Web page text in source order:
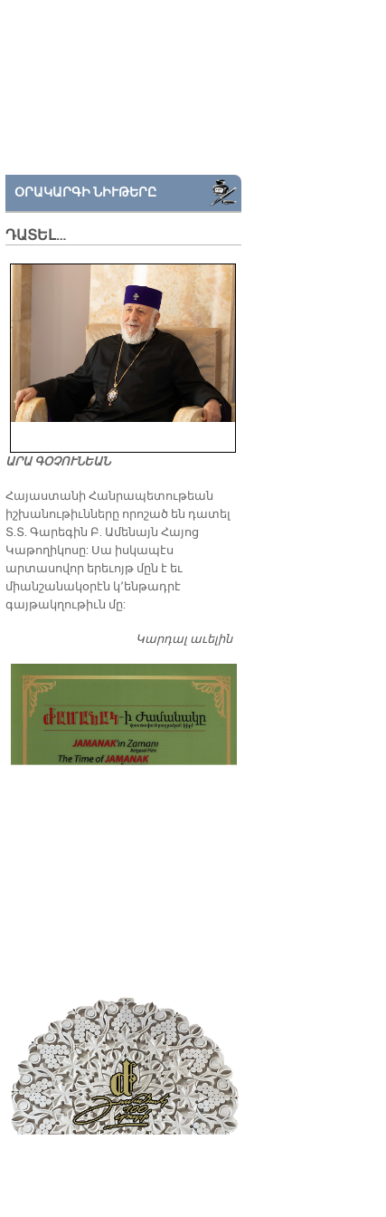
ՕՐԱԿԱՐԳԻ ՆԻՒԹԵՐԸ
ԴԱՏԵԼ…
ԱՐԱ ԳՕՉՈՒՆԵԱՆ
​Հայաստանի Հանրապետութեան
իշխանութիւնները որոշած են դատել
Տ.Տ. Գարեգին Բ. Ամենայն Հայոց
Կաթողիկոսը: Սա իսկապէս
արտասովոր երեւոյթ մըն է եւ
միանշանակօրէն կ՚ենթադրէ
գայթակղութիւն մը:
Կարդալ աւելինԴատել…